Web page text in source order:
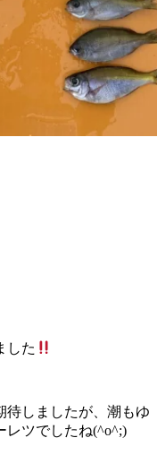
した
待しましたが、潮もゆ
レツでしたね(^o^;)